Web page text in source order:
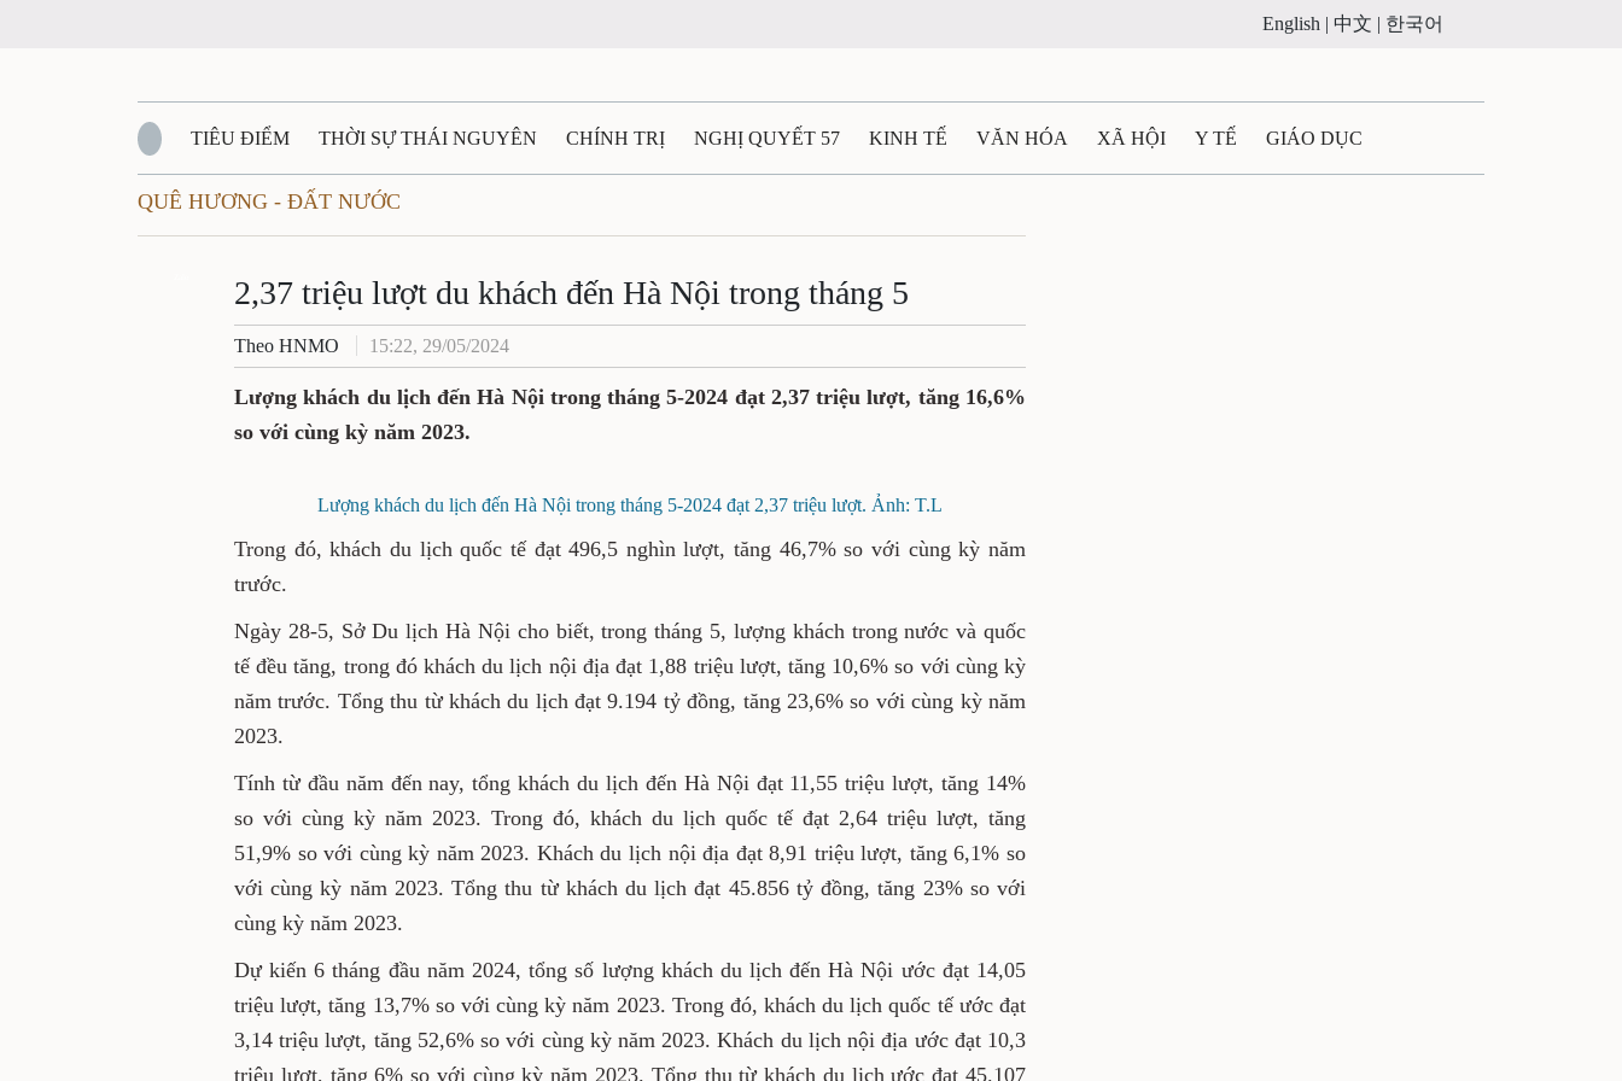
English | 中文 | 한국어
TIÊU ĐIỂM THỜI SỰ THÁI NGUYÊN CHÍNH TRỊ NGHỊ QUYẾT 57 KINH TẾ VĂN HÓA XÃ HỘI Y TẾ GIÁO DỤC
QUỐC PHÒNG - AN NINH
QUÊ HƯƠNG - ĐẤT NƯỚC QUỐC TẾ TÀI NGUYÊN - MÔI TRƯỜNG THỂ THAO
VĂN BẢN, CHÍNH SÁCH MỚI VĂN NGHỆ THÁI NGUYÊN
QUÊ HƯƠNG - ĐẤT NƯỚC
2,37 triệu lượt du khách đến Hà Nội trong tháng 5
Theo HNMO 15:22, 29/05/2024
Lượng khách du lịch đến Hà Nội trong tháng 5-2024 đạt 2,37 triệu lượt, tăng 16,6%
so với cùng kỳ năm 2023.
Lượng khách du lịch đến Hà Nội trong tháng 5-2024 đạt 2,37 triệu lượt. Ảnh: T.L
Trong đó, khách du lịch quốc tế đạt 496,5 nghìn lượt, tăng 46,7% so với cùng kỳ năm
trước.
Ngày 28-5, Sở Du lịch Hà Nội cho biết, trong tháng 5, lượng khách trong nước và quốc
tế đều tăng, trong đó khách du lịch nội địa đạt 1,88 triệu lượt, tăng 10,6% so với cùng kỳ
năm trước. Tổng thu từ khách du lịch đạt 9.194 tỷ đồng, tăng 23,6% so với cùng kỳ năm
2023.
Tính từ đầu năm đến nay, tổng khách du lịch đến Hà Nội đạt 11,55 triệu lượt, tăng 14%
so với cùng kỳ năm 2023. Trong đó, khách du lịch quốc tế đạt 2,64 triệu lượt, tăng
51,9% so với cùng kỳ năm 2023. Khách du lịch nội địa đạt 8,91 triệu lượt, tăng 6,1% so
với cùng kỳ năm 2023. Tổng thu từ khách du lịch đạt 45.856 tỷ đồng, tăng 23% so với
cùng kỳ năm 2023.
Dự kiến 6 tháng đầu năm 2024, tổng số lượng khách du lịch đến Hà Nội ước đạt 14,05
triệu lượt, tăng 13,7% so với cùng kỳ năm 2023. Trong đó, khách du lịch quốc tế ước đạt
3,14 triệu lượt, tăng 52,6% so với cùng kỳ năm 2023. Khách du lịch nội địa ước đạt 10,3
triệu lượt, tăng 6% so với cùng kỳ năm 2023. Tổng thu từ khách du lịch ước đạt 45.107